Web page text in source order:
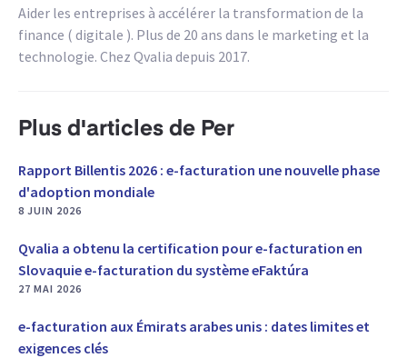
Aider les entreprises à accélérer la transformation de la
finance ( digitale ). Plus de 20 ans dans le marketing et la
technologie. Chez Qvalia depuis 2017.
Plus d'articles de Per
Rapport Billentis 2026 : e-facturation une nouvelle phase
d'adoption mondiale
8 JUIN 2026
Qvalia a obtenu la certification pour e-facturation en
Slovaquie e-facturation du système eFaktúra
27 MAI 2026
e-facturation aux Émirats arabes unis : dates limites et
exigences clés